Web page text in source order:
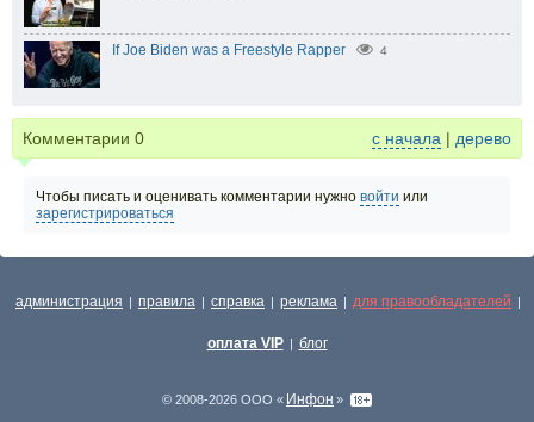
If Joe Biden was a Freestyle Rapper 4
Комментарии 0 с начала | дерево
Чтобы писать и оценивать комментарии нужно войти или
зарегистрироваться
администрация | правила | справка | реклама | для правообладателей |
оплата VIP | блог
© 2008-2026 ООО « Инфон »